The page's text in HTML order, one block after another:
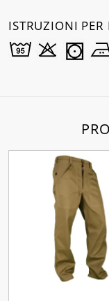
ISTRUZIONI PER